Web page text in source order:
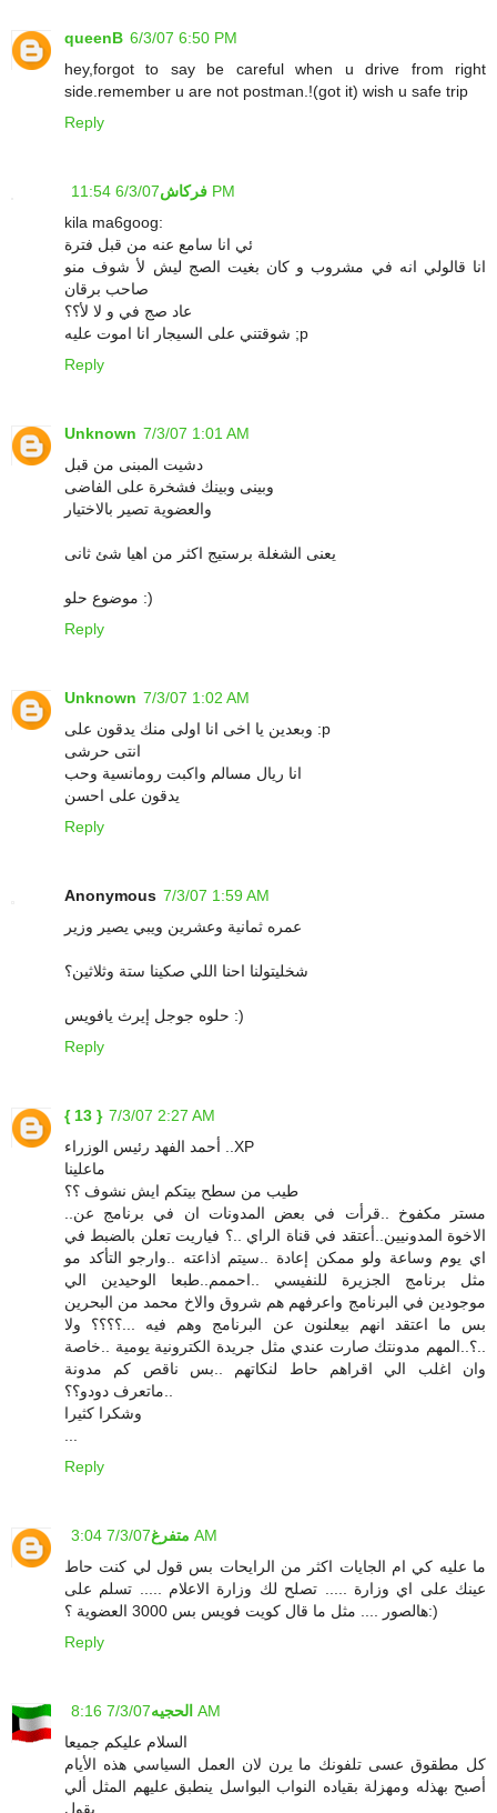
queenB 6/3/07 6:50 PM
hey,forgot to say be careful when u drive from right
side.remember u are not postman.!(got it) wish u safe trip
Reply
فركاش 6/3/07 11:54 PM
kila ma6goog:
ئي انا سامع عنه من قبل فترة
انا قالولي انه في مشروب و كان بغيت الصج ليش لأ شوف منو
صاحب برقان
عاد صج في و لا لأ؟؟
شوقتني على السيجار انا اموت عليه ;p
Reply
Unknown 7/3/07 1:01 AM
دشيت المبنى من قبل
وبينى وبينك فشخرة على الفاضى
والعضوية تصير بالاختيار
يعنى الشغلة برستيج اكثر من اهيا شئ ثانى
موضوع حلو :)
Reply
Unknown 7/3/07 1:02 AM
وبعدين يا اخى انا اولى منك يدقون على :p
انتى حرشى
انا ريال مسالم واكبت رومانسية وحب
يدقون على احسن
Reply
Anonymous 7/3/07 1:59 AM
عمره ثمانية وعشرين ويبي يصير وزير
شخليتولنا احنا اللي صكينا ستة وثلاثين؟
حلوه جوجل إيرث يافويس :)
Reply
{ 13 } 7/3/07 2:27 AM
أحمد الفهد رئيس الوزراء ..XP
ماعلينا
طيب من سطح بيتكم ايش نشوف ؟؟
الاخوة المدونيين..أعتقد في قناة الراي ..؟ فياريت تعلن بالضبط في
اي يوم وساعة ولو ممكن إعادة ..سيتم اذاعته ..وارجو التأكد مو
مثل برنامج الجزيرة للنفيسي ..احممم..طبعا الوحيدين الي
موجودين في البرنامج واعرفهم هم شروق والاخ محمد من البحرين
بس ما اعتقد انهم بيعلنون عن البرنامج وهم فيه ...؟؟؟؟ ولا
..؟..المهم مدونتك صارت عندي مثل جريدة الكترونية يومية ..خاصة
وان اغلب الي اقراهم حاط لنكاتهم ..بس ناقص كم مدونة
..ماتعرف دودو؟؟
وشكرا كثيرا
Reply
متفرغ 7/3/07 3:04 AM
ما عليه كي ام الجايات اكثر من الرايحات بس قول لي كنت حاط
عينك على اي وزارة ..... تصلح لك وزارة الاعلام ..... تسلم على
هالصور .... مثل ما قال كويت فويس بس 3000 العضوية ؟:)
Reply
الحجيه 7/3/07 8:16 AM
السلام عليكم جميعا
كل مطقوق عسى تلفونك ما يرن لان العمل السياسي هذه الأيام
أصبح بهذله ومهزلة بقياده النواب البواسل ينطبق عليهم المثل ألي
يقول